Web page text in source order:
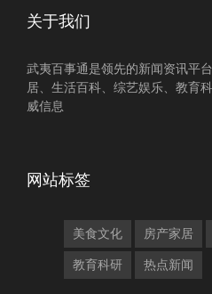
关于我们
武夷百事通是领先的新闻资讯平
居、生活百科、综艺娱乐、教育
威信息
网站标签
美食文化 房产家居
教育科研 热点新闻